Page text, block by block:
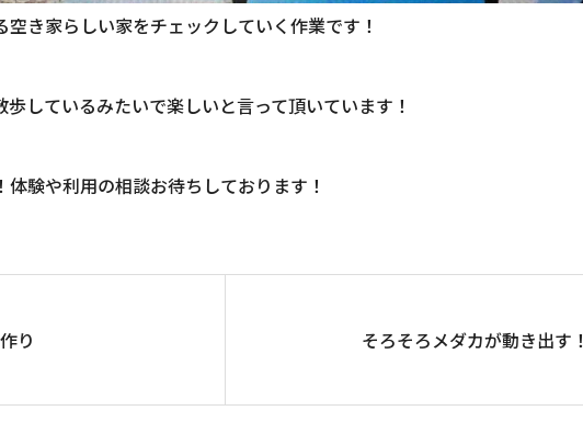
き家らしい家をチェックしていく作業です！
しているみたいで楽しいと言って頂いています！
験や利用の相談お待ちしております！
り そろそろメダカが動き出す！